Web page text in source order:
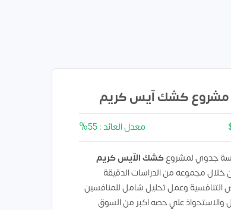
مشروع كشك آيس كريم
معدل العائد : 55%
جدوي لمشروعكشك الآيس كريم
خلال مجموعه من الدراسات الدقيقة
التنافسية وعمل تحليل شامل للمنافسين
والاستحواذ علي حصه اكبر من السوق